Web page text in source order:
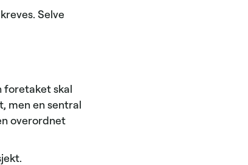
Selve
foretaket skal
men en sentral
overordnet